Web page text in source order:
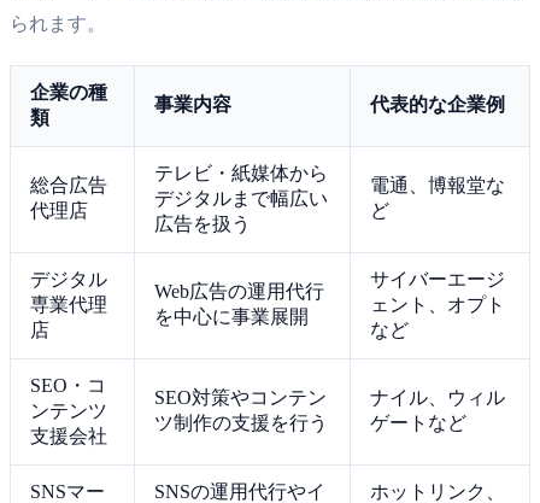
られます。
企業の種
類
事業内容 代表的な企業例
総合広告
代理店
テレビ・紙媒体から
デジタルまで幅広い
広告を扱う
電通、博報堂な
ど
デジタル
専業代理
店
Web広告の運用代行
を中心に事業展開
サイバーエージ
ェント、オプト
など
SEO・コ
ンテンツ
支援会社
SEO対策やコンテン
ツ制作の支援を行う
ナイル、ウィル
ゲートなど
SNSマー
SNSの運用代行やイ
ホットリンク、